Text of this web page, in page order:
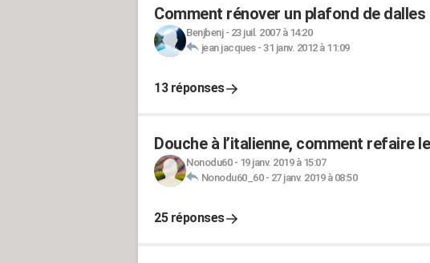
Comment rénover un plafond de
Benjbenj- 23 juil. 2007 à 14:20
jean jacques- 31 janv. 2012 à 11:09
13 réponses
Douche à l’italienne, comment refaire
Nonodu60- 19 janv. 2019 à 15:07
Nonodu60_60- 27 janv. 2019 à 08:50
25 réponses